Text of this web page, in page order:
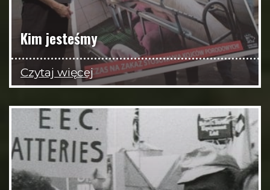
Kim jesteśmy
Czytaj więcej